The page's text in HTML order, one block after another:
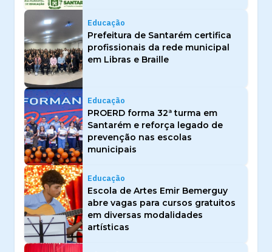
Educação
Prefeitura de Santarém certifica
profissionais da rede municipal
em Libras e Braille
Educação
PROERD forma 32ª turma em
Santarém e reforça legado de
prevenção nas escolas
municipais
Educação
Escola de Artes Emir Bemerguy
abre vagas para cursos gratuitos
em diversas modalidades
artísticas